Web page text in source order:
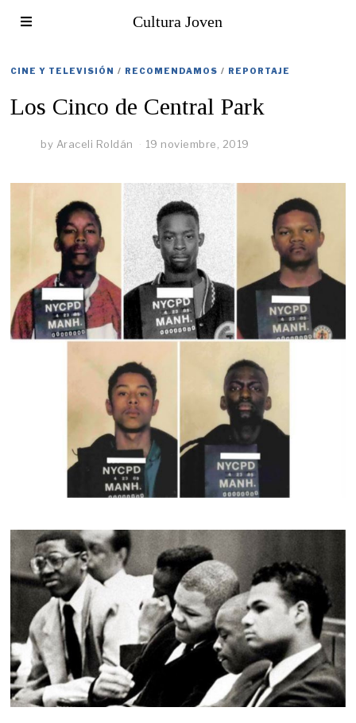
Cultura Joven
CINE Y TELEVISIÓN / RECOMENDAMOS / REPORTAJE
Los Cinco de Central Park
by Araceli Roldán 19 noviembre, 2019